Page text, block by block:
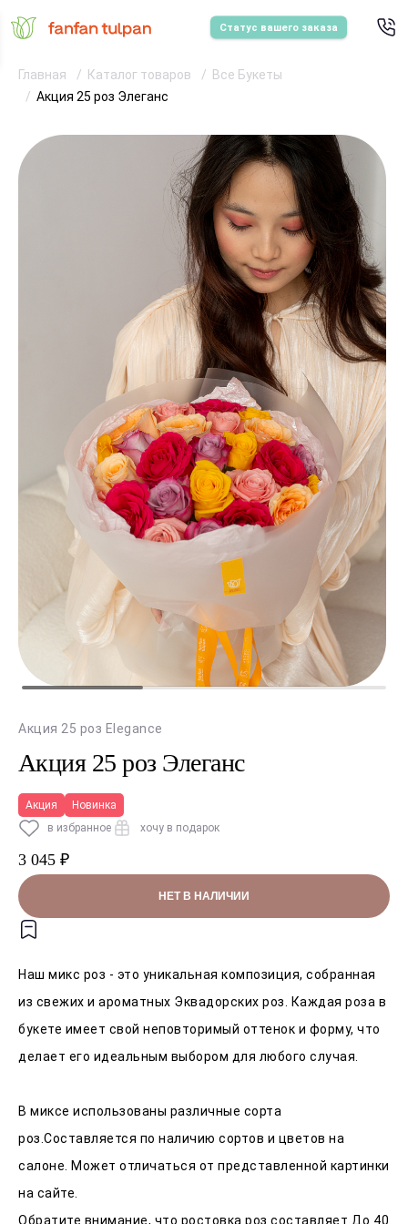
Статус вашего заказа
Главная Каталог товаров
Все Букеты
Акция 25 роз Элеганс
Акция 25 роз Elegance
Акция 25 роз Элеганс
Акция
Новинка
в избранное
хочу в подарок
3 045 ₽
НЕТ В НАЛИЧИИ
Наш микс роз - это уникальная композиция, собранная
из свежих и ароматных Эквадорских роз. Каждая роза в
букете имеет свой неповторимый оттенок и форму, что
делает его идеальным выбором для любого случая.
В миксе использованы различные сорта
роз.Составляется по наличию сортов и цветов на
салоне. Может отличаться от представленной картинки
на сайте.
Обратите внимание, что ростовка роз составляет До 40